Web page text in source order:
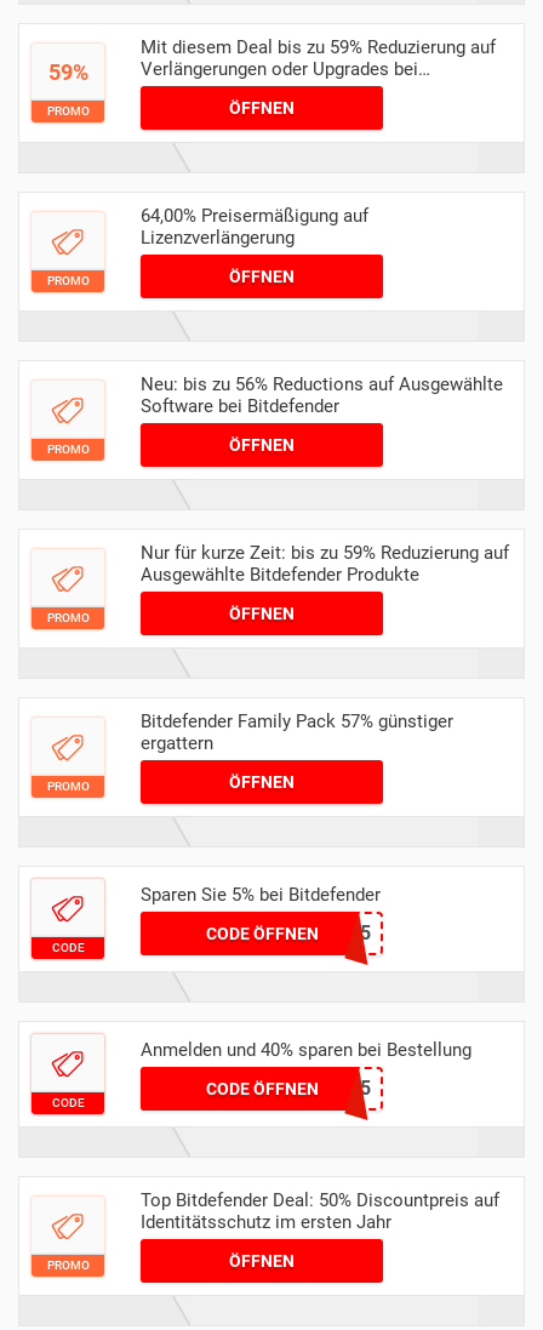
59%
PROMO
Mit diesem Deal bis zu 59% Reduzierung auf
Verlängerungen oder Upgrades bei
Bitdefender
ÖFFNEN
PROMO
64,00% Preisermäßigung auf
Lizenzverlängerung
ÖFFNEN
PROMO
Neu: bis zu 56% Reductions auf Ausgewählte
Software bei Bitdefender
ÖFFNEN
PROMO
Nur für kurze Zeit: bis zu 59% Reduzierung auf
Ausgewählte Bitdefender Produkte
ÖFFNEN
PROMO
Bitdefender Family Pack 57% günstiger
ergattern
ÖFFNEN
CODE
Sparen Sie 5% bei Bitdefender
CODE ÖFFNEN GUT5
CODE
Anmelden und 40% sparen bei Bestellung
CODE ÖFFNENUniMall2015
PROMO
Top Bitdefender Deal: 50% Discountpreis auf
Identitätsschutz im ersten Jahr
ÖFFNEN